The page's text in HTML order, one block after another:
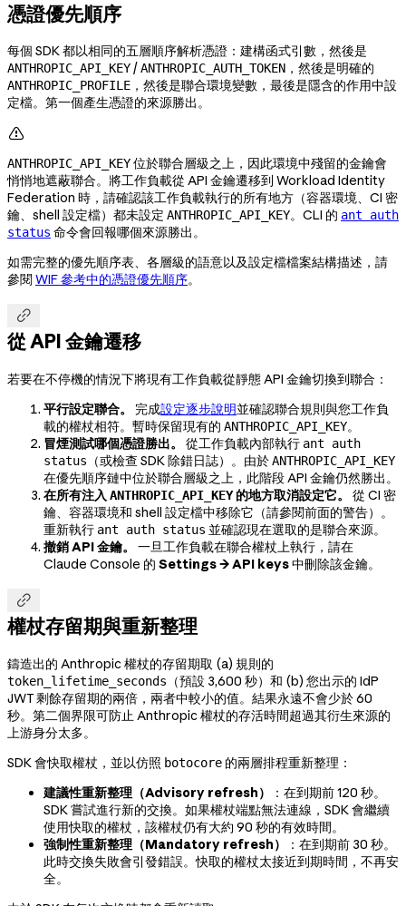
憑證優先順序
每個 SDK 都以相同的五層順序解析憑證：建構函式引數，然後是
ANTHROPIC_API_KEY/ANTHROPIC_AUTH_TOKEN ，然後是明確的
ANTHROPIC_PROFILE ，然後是聯合環境變數，最後是隱含的作用中設
定檔。第一個產生憑證的來源勝出。

ANTHROPIC_API_KEY位於聯合層級之上，因此環境中殘留的金鑰會
悄悄地遮蔽聯合。將工作負載從 API 金鑰遷移到 Workload Identity
Federation 時，請確認該工作負載執行的所有地方（容器環境、CI 密
鑰、shell 設定檔）都未設定 ANTHROPIC_API_KEY。CLI 的 ant auth
status 命令會回報哪個來源勝出。
如需完整的優先順序表、各層級的語意以及設定檔檔案結構描述，請
參閱WIF 參考中的憑證優先順序。

從 API 金鑰遷移
若要在不停機的情況下將現有工作負載從靜態 API 金鑰切換到聯合：
平行設定聯合。
完成設定逐步說明並確認聯合規則與您工作負
載的權杖相符。暫時保留現有的 ANTHROPIC_API_KEY。
冒煙測試哪個憑證勝出。
從工作負載內部執行 ant auth
status
（或檢查 SDK 除錯日誌）。由於ANTHROPIC_API_KEY
在優先順序鏈中位於聯合層級之上，此階段 API 金鑰仍然勝出。
在所有注入 ANTHROPIC_API_KEY的地方取消設定它。
從 CI 密
鑰、容器環境和 shell 設定檔中移除它（請參閱前面的警告）。
重新執行 ant auth status 並確認現在選取的是聯合來源。
撤銷 API 金鑰。
一旦工作負載在聯合權杖上執行，請在
Claude Console 的 Settings → API keys中刪除該金鑰。

權杖存留期與重新整理
鑄造出的 Anthropic 權杖的存留期取 (a) 規則的
token_lifetime_seconds
（預設 3,600 秒）和 (b) 您出示的 IdP
JWT 剩餘存留期的兩倍，兩者中較小的值。結果永遠不會少於 60
秒。第二個界限可防止 Anthropic 權杖的存活時間超過其衍生來源的
上游身分太多。
SDK 會快取權杖，並以仿照 botocore 的兩層排程重新整理：
建議性重新整理（Advisory refresh）
：在到期前 120 秒。
SDK 嘗試進行新的交換。如果權杖端點無法連線，SDK 會繼續
使用快取的權杖，該權杖仍有大約 90 秒的有效時間。
強制性重新整理（Mandatory refresh）
：在到期前 30 秒。
此時交換失敗會引發錯誤。快取的權杖太接近到期時間，不再安
全。